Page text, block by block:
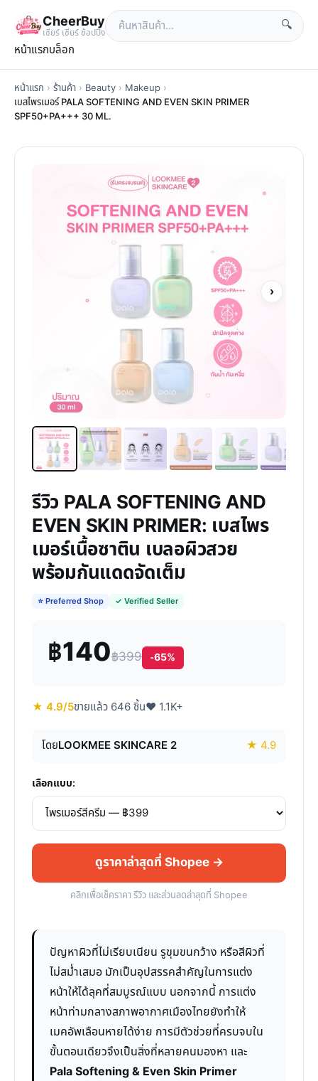
CheerBuy
เซียร์ เซียร์ ช้อปปิ้ง
🔍
หน้าแรกบล็อก
หน้าแรก › ร้านค้า › Beauty › Makeup ›
เบสไพรเมอร์ PALA SOFTENING AND EVEN SKIN PRIMER
SPF50+PA+++ 30 ML.
›
รีวิว PALA SOFTENING AND
EVEN SKIN PRIMER: เบสไพร
เมอร์เนื้อซาติน เบลอผิวสวย
พร้อมกันแดดจัดเต็ม
⭐ Preferred Shop ✓ Verified Seller
฿140฿399 -65%
★ 4.9/5ขายแล้ว 646 ชิ้น♥ 1.1K+
โดยLOOKMEE SKINCARE 2 ★ 4.9
เลือกแบบ:
ดูราคาล่าสุดที่ Shopee →
คลิกเพื่อเช็คราคา รีวิว และส่วนลดล่าสุดที่ Shopee
ปัญหาผิวที่ไม่เรียบเนียน รูขุมขนกว้าง หรือสีผิวที่
ไม่สม่ำเสมอ มักเป็นอุปสรรคสำคัญในการแต่ง
หน้าให้ได้ลุคที่สมบูรณ์แบบ นอกจากนี้ การแต่ง
หน้าท่ามกลางสภาพอากาศเมืองไทยยังทำให้
เมคอัพเลือนหายได้ง่าย การมีตัวช่วยที่ครบจบใน
ขั้นตอนเดียวจึงเป็นสิ่งที่หลายคนมองหา และ
Pala Softening & Even Skin Primer